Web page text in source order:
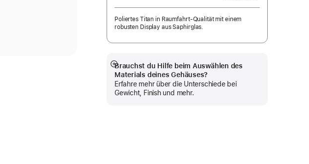
Poliertes Titan in Raumfahrt-Qualität mit einem
robusten Display aus Saphirglas.
Brauchst du Hilfe beim Auswählen des
Materials deines Gehäuses?
Erfahre mehr über die Unterschiede bei
Gewicht, Finish und mehr.
Mehr
anzeigen